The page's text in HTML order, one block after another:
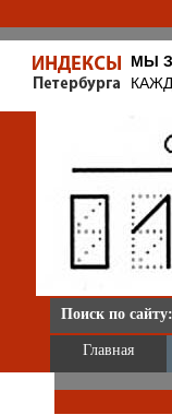
МЫ
Поиск по сайту:
Главная